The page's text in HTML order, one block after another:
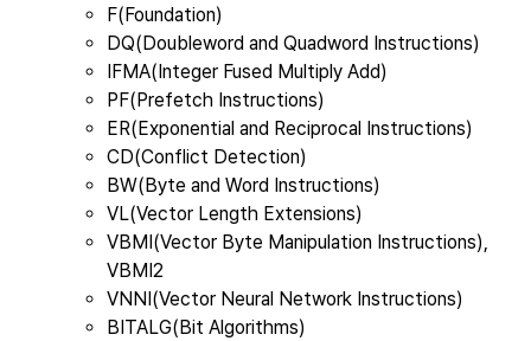
F(Foundation)
DQ(Doubleword and Quadword Instructions)
IFMA(Integer Fused Multiply Add)
PF(Prefetch Instructions)
ER(Exponential and Reciprocal Instructions)
CD(Conflict Detection)
BW(Byte and Word Instructions)
VL(Vector Length Extensions)
VBMI(Vector Byte Manipulation Instructions),
VBMI2
VNNI(Vector Neural Network Instructions)
BITALG(Bit Algorithms)